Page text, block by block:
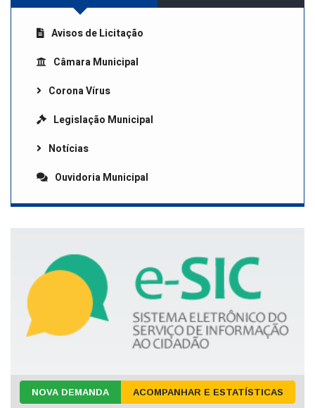
Avisos de Licitação
Câmara Municipal
Corona Vírus
Legislação Municipal
Notícias
Ouvidoria Municipal
NOVA DEMANDA ACOMPANHAR E ESTATÍSTICAS